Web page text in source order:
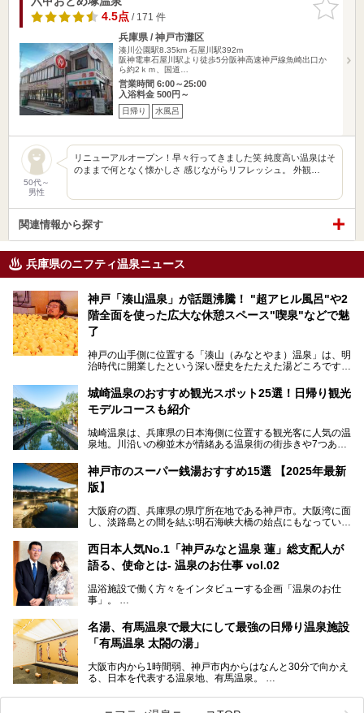
りに追加
4.5点/ 171 件
兵庫県 / 神戸市灘区
湊川公園駅8.35km 石屋川駅392m
阪神電車石屋川駅より徒歩5分阪神高速神戸線魚崎出口か
ら約2ｋｍ、国道…
営業時間 6:00～25:00
入浴料金 500円～
日帰り 水風呂
50代～
男性
リニューアルオープン！早々行ってきました笑 純度高い温泉はそ
のままで何となく懐かしさ 感じながらリフレッシュ。 外観…
関連情報から探す
兵庫県のニフティ温泉ニュース
神戸「湊山温泉」が話題沸騰！ "超アヒル風呂"や2
階全面を使った広大な休憩スペース"喫泉"などで魅
了
神戸の山手側に位置する「湊山（みなとやま）温泉」は、明
治時代に開業したという深い歴史をたたえた湯どころです。
っぱいに浮かぶアヒルちゃん。さらに、ゆったりくつろげて
コワーキングも可能な休憩スペースも人気に。斬新な企画や
設備で人々をアッと驚かせる湊山温泉の魅力をリポートしま
城崎温泉のおすすめ観光スポット25選！日帰り観光
モデルコースも紹介
城崎温泉は、兵庫県の日本海側に位置する観光客に人気の温
泉地。川沿いの柳並木が情緒ある温泉街の街歩きや7つある
られています。鉄道の駅から温泉街が近く、歩いて回るのに
ちょうどよい規模で、日帰りでの訪問にもおすすめです。
の観光スポットをピックアップ。温泉やご当地グルメなどを
盛り込んだ日帰り観光モデルコースも紹介しているので、ぜ
神戸市のスーパー銭湯おすすめ15選 【2025年最新
版】
大阪府の西、兵庫県の県庁所在地である神戸市。大阪湾に面
し、淡路島との間を結ぶ明石海峡大橋の始点にもなっていま
華街をはじめ、きらびやかに発展したハーバーランドなど、
人気観光スポットもめじろ押しです。
そして、温泉好きの視点から見ると、神戸市といえば何とい
湯です。そのお湯をリーズナブルに体験できる健康ランドや
スーパー銭湯があったら……。今回はそんな希望に沿う施設
きます！
西日本人気No.1「神戸みなと温泉 蓮」総支配人が
語る、使命とは- 温泉のお仕事 vol.02
温浴施設で働く方々をインタビューする企画「温泉のお仕
事」。
ング西日本1位、2年連続「ベストオブ宿泊賞」に輝いた
「神戸みなと温泉 蓮」の魅力に迫りました！
名湯、有馬温泉で最大にして最強の日帰り温泉施設
「有馬温泉 太閤の湯」
大阪市内から1時間弱、神戸市内からはなんと30分で向かえ
る、日本を代表する温泉地、有馬温泉。
有名な「金泉」と「銀泉」に加え、人工のの炭酸泉まで楽し